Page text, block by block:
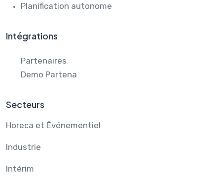
Planification autonome
Intégrations
Partenaires
Demo Partena
Secteurs
Horeca et Événementiel
Industrie
Intérim